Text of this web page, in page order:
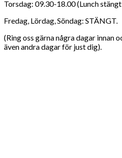
Torsdag: 09.30-18.00 (Lunch
Fredag, Lördag, Söndag: STÄNGT.
(Ring oss gärna några dagar innan
även andra dagar för just dig).